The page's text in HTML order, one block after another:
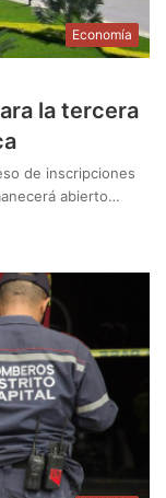
Economía
la tercera
de inscripciones
abierto…